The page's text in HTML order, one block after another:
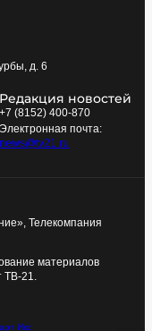
д. 6
Редакция новостей
+7 (8152) 400-870
Электронная почта:
news@tv21.ru
Телекомпания
материалов
ТВ-21.
Икс